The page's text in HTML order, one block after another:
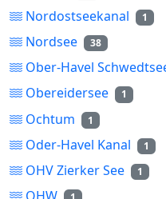
Nordostseekanal 1
Nordsee 38
Ober-Havel
Obereidersee 1
Ochtum 1
Oder-Havel Kanal 1
OHV Zierker See 1